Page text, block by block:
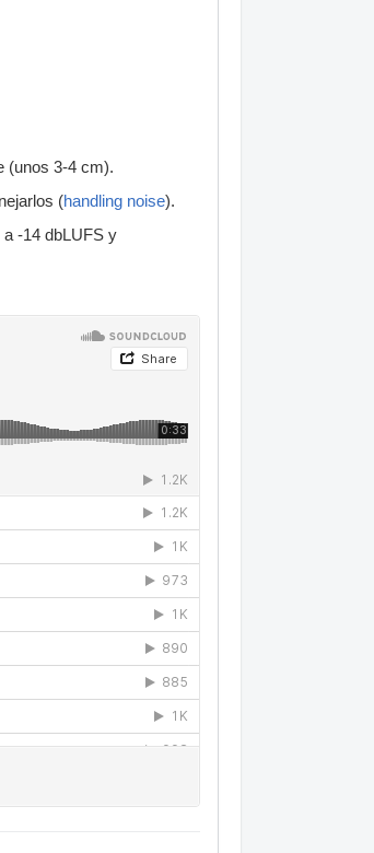
(unos 3-4 cm).
(handling noise).
-14 dbLUFS y